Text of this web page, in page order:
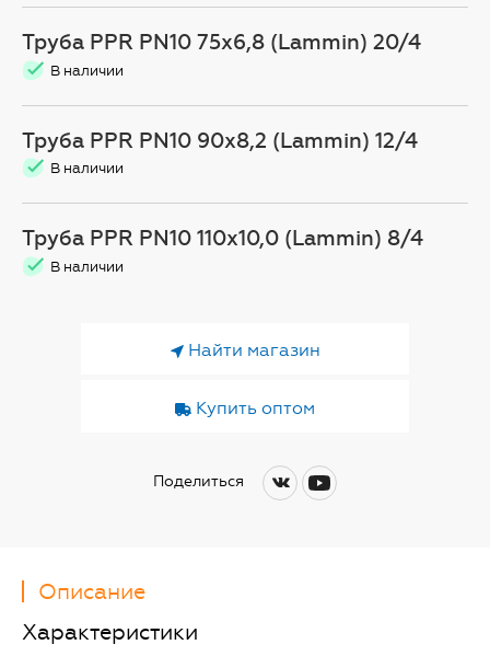
Труба PPR PN10 75х6,8 (Lammin) 20/4
В наличии
Труба PPR PN10 90x8,2 (Lammin) 12/4
В наличии
Труба PPR PN10 110х10,0 (Lammin) 8/4
В наличии
Найти магазин
Купить оптом
Поделиться
Описание
Характеристики